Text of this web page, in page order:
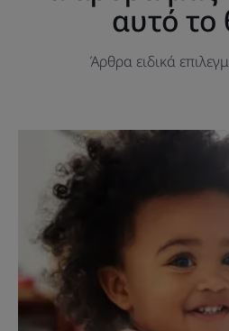
αυτό το
Άρθρα ειδικά
Ανακαλύψτε
Στοματική
υγιεινή
παιδιών